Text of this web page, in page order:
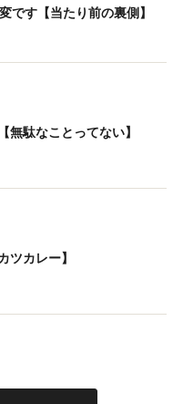
です【当たり前の裏側】
無駄なことってない】
ツカレー】